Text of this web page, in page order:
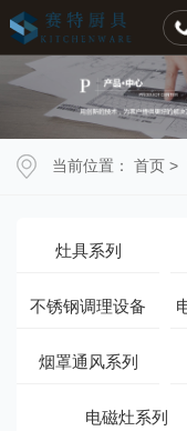
当前位置： 首页 >
灶具系列
不锈钢调理设备
烟罩通风系列
电磁灶系列